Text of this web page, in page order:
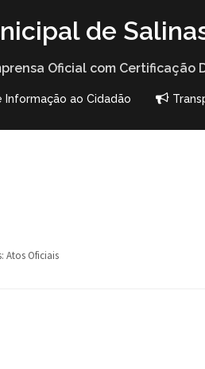
de
Oficial com Certificação
Informação ao Cidadão
Atos Oficiais